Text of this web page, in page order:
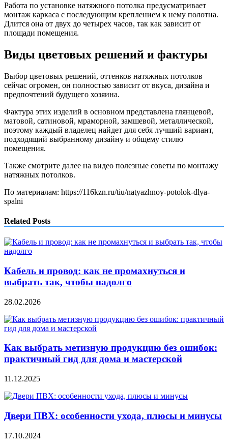
Работа по установке натяжного потолка предусматривает
монтаж каркаса с последующим креплением к нему полотна.
Длится она от двух до четырех часов, так как зависит от
площади помещения.
Виды цветовых решений и фактуры
Выбор цветовых решений, оттенков натяжных потолков
сейчас огромен, он полностью зависит от вкуса, дизайна и
предпочтений будущего хозяина.
Фактура этих изделий в основном представлена глянцевой,
матовой, сатиновой, мраморной, замшевой, металлической,
поэтому каждый владелец найдет для себя лучший вариант,
подходящий выбранному дизайну и общему стилю
помещения.
Также смотрите далее на видео полезные советы по монтажу
натяжных потолков.
По материалам: https://116kzn.ru/tiu/natyazhnoy-potolok-dlya-
spalni
Related Posts
Кабель и провод: как не промахнуться и
выбрать так, чтобы надолго
28.02.2026
Как выбрать метизную продукцию без ошибок:
практичный гид для дома и мастерской
11.12.2025
Двери ПВХ: особенности ухода, плюсы и минусы
17.10.2024